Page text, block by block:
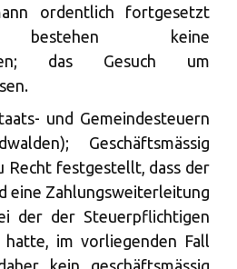
ordentlich fortgesetzt
keine
das Gesuch um
und Gemeindesteuern
Geschäftsmässig
Recht festgestellt, dass der
eine Zahlungsweiterleitung
der der Steuerpflichtigen
hatte, im vorliegenden Fall
kein geschäftsmässig